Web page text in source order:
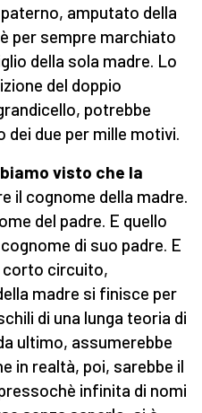
amputato della
per sempre marchiato
della sola madre. Lo
del doppio
potrebbe
due per mille motivi.
visto che la
il cognome della madre.
del padre. E quello
di suo padre. E
corto circuito,
madre si finisce per
di una lunga teoria di
ultimo, assumerebbe
in realtà, poi, sarebbe il
infinita di nomi